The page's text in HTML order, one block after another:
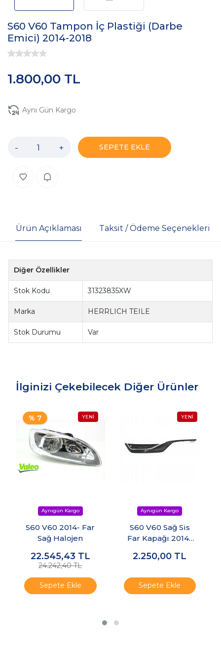
S60 V60 Tampon İç Plastiği (Darbe
Emici) 2014-2018
1.800,00 TL
Aynı Gün Kargo
- + SEPETE EKLE
Ürün Açıklaması Taksit / Ödeme Seçenekleri
Diğer Özellikler
Stok Kodu 31323835XW
Marka HERRLICH TEILE
Stok Durumu Var
İlginizi Çekebilecek Diğer Ürünler
% 7
S60 V60 2014- Far
Sağ Halojen
22.545,43 TL
24.242,40 TL
Sepete Ekle
S60 V60 Sağ Sis
Far Kapağı 2014-
2.250,00 TL
Sepete Ekle